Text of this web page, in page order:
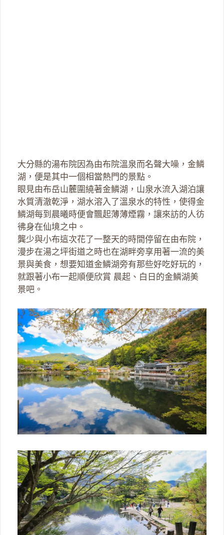
大分縣的湯布院因為由布院溫泉而名聲大噪，金鱗
湖，便是其中一個相當熱門的景點。
眼見由布岳山麓圍繞著金鱗湖，山泉水流入湖泊讓
水質清澈乾淨，湖水溶入了溫泉水的特性，使得金
鱗湖每到晨曦時便會飄起薄薄煙霧，讓來訪的人彷
彿身在仙境之中。
龔少與小布這次花了一整天的時間停留在由布院，
漫步在湯之坪街道之時也在湖畔旁享用著一流的美
景與美食，想要知道金鱗湖旁有那些好吃好玩的，
就跟著小布一起順便欣賞 晨起、白日的金鱗湖美
景吧。